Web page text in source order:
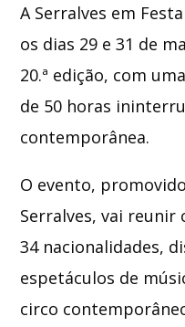
A Serralves em Festa
os dias 29 e 31 de
20.ª edição, com
de 50 horas
contemporânea.
O evento,
Serralves, vai reunir
34 nacionalidades,
espetáculos de
circo